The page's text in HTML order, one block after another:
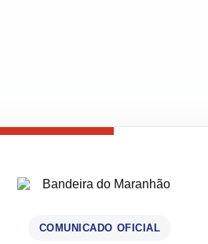
COMUNICADO OFICIAL